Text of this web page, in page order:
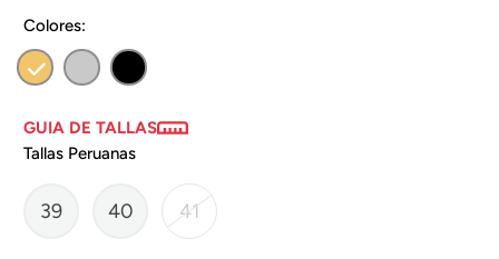
Colores:
GUIA DE TALLAS
Tallas Peruanas
39 40 41